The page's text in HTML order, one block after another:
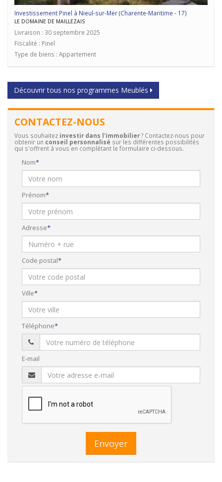
Investissement Pinel à Nieul-sur-Mer (Charente-Maritime - 17)
LE DOMAINE DE MAILLEZAIS
Livraison : 30 septembre 2025
Fiscalité : Pinel
Type de biens : Appartement
Découvrir tous nos programmes Meublés
CONTACTEZ-NOUS
Vous souhaitez investir dans l'immobilier? Contactez-nous pour
obtenir un conseil personnalisé sur les différentes possibilités
qui s'offrent à vous en complétant le formulaire ci-dessous.
Nom
Prénom
Adresse
Code postal
Ville
Téléphone
E-mail
Envoyer